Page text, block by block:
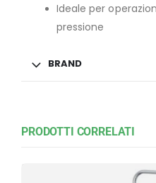
Ideale per
pressione
BRAND
PRODOTTI CORRELATI